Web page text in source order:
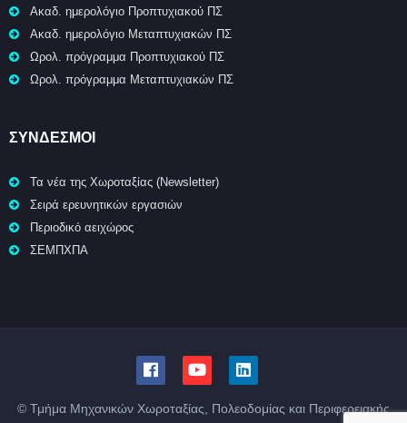
Ακαδ. ημερολόγιο Προπτυχιακού ΠΣ
Ακαδ. ημερολόγιο Μεταπτυχιακών ΠΣ
Ωρολ. πρόγραμμα Προπτυχιακού ΠΣ
Ωρολ. πρόγραμμα Μεταπτυχιακών ΠΣ
ΣΥΝΔΕΣΜΟΙ
Τα νέα της Χωροταξίας (Newsletter)
Σειρά ερευνητικών εργασιών
Περιοδικό αειχώρος
ΣΕΜΠΧΠΑ
© Τμήμα Μηχανικών Χωροταξίας, Πολεοδομίας και Περιφερειακής